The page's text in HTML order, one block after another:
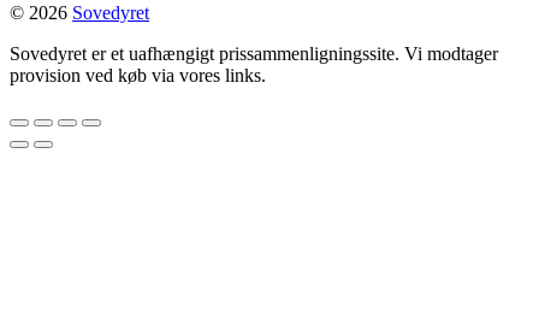
© 2026 Sovedyret
Sovedyret er et uafhængigt prissammenligningssite. Vi modtager
provision ved køb via vores links.